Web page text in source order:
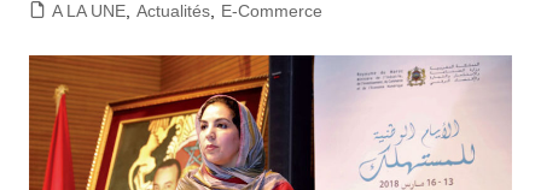
A LA UNE, Actualités, E-Commerce